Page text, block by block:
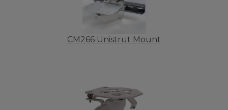
CM266 Unistrut Mount